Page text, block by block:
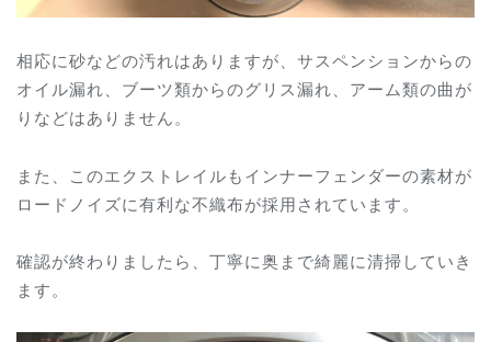
相応に砂などの汚れはありますが、サスペンションからの
オイル漏れ、ブーツ類からのグリス漏れ、アーム類の曲が
りなどはありません。
また、このエクストレイルもインナーフェンダーの素材が
ロードノイズに有利な不織布が採用されています。
確認が終わりましたら、丁寧に奥まで綺麗に清掃していき
ます。